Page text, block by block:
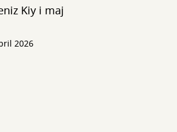
Kiy i maj
2026